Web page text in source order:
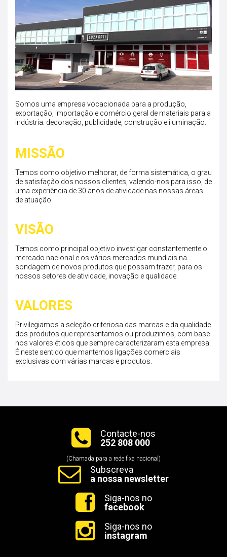
Somos uma empresa vocacionada para a produção,
exportação, importação e comércio geral de materiais para a
indústria: decoração, publicidade, construção e iluminação.
MISSÃO
Temos como objetivo melhorar, de forma sistemática, o grau
de satisfação dos nossos clientes, valendo-nos para isso, de
uma experiência de 30 anos de atividade nas nossas áreas
de atuação.
VISÃO
Temos como principal objetivo investigar constantemente o
mercado nacional e os vários mercados mundiais na
sondagem de novos produtos que possam trazer, para os
nossos setores de atividade, inovação e qualidade.
VALORES
Privilegiamos a seleção criteriosa das marcas e da qualidade
dos produtos que representamos ou produzimos, com base
nos valores éticos que sempre caracterizaram esta empresa.
É neste sentido que mantemos ligações comerciais
exclusivas com várias marcas e produtos.
Contacte-nos
252 808 000
(Chamada para a rede fixa nacional)
Subscreva
a nossa newsletter
Siga-nos no
facebook
Siga-nos no
instagram